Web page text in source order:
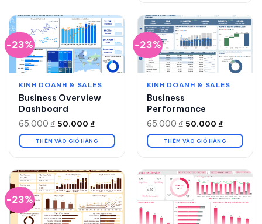
-23%
KINH DOANH & SALES
Business Overview
Dashboard
65.000₫
Giá
gốc
là:
65.000 ₫.
50.000 ₫
Giá
hiện
tại
là:
THÊM VÀO GIỎ HÀNG
-23%
KINH DOANH & SALES
Business
Performance
65.000₫
Giá
gốc
là:
65.000 ₫.
50.000 ₫
Giá
hiện
tại
là:
THÊM VÀO GIỎ HÀNG
-23%